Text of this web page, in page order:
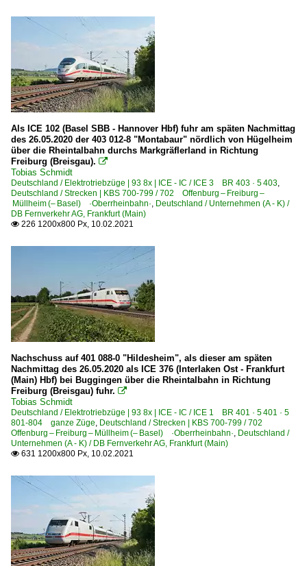
Als ICE 102 (Basel SBB - Hannover Hbf) fuhr am späten Nachmittag
des 26.05.2020 der 403 012-8 "Montabaur" nördlich von Hügelheim
über die Rheintalbahn durchs Markgräflerland in Richtung
Freiburg (Breisgau). 
Tobias Schmidt
Deutschland / Elektrotriebzüge | 93 8x | ICE - IC / ICE 3 BR 403 · 5 403,
Deutschland / Strecken | KBS 700-799 / 702 Offenburg – Freiburg –
Müllheim (– Basel) ·Oberrheinbahn·, Deutschland / Unternehmen (A - K) /
DB Fernverkehr AG, Frankfurt (Main)
 226 1200x800 Px, 10.02.2021
Nachschuss auf 401 088-0 "Hildesheim", als dieser am späten
Nachmittag des 26.05.2020 als ICE 376 (Interlaken Ost - Frankfurt
(Main) Hbf) bei Buggingen über die Rheintalbahn in Richtung
Freiburg (Breisgau) fuhr. 
Tobias Schmidt
Deutschland / Elektrotriebzüge | 93 8x | ICE - IC / ICE 1 BR 401 · 5 401 · 5
801-804 ganze Züge, Deutschland / Strecken | KBS 700-799 / 702
Offenburg – Freiburg – Müllheim (– Basel) ·Oberrheinbahn·, Deutschland /
Unternehmen (A - K) / DB Fernverkehr AG, Frankfurt (Main)
 631 1200x800 Px, 10.02.2021